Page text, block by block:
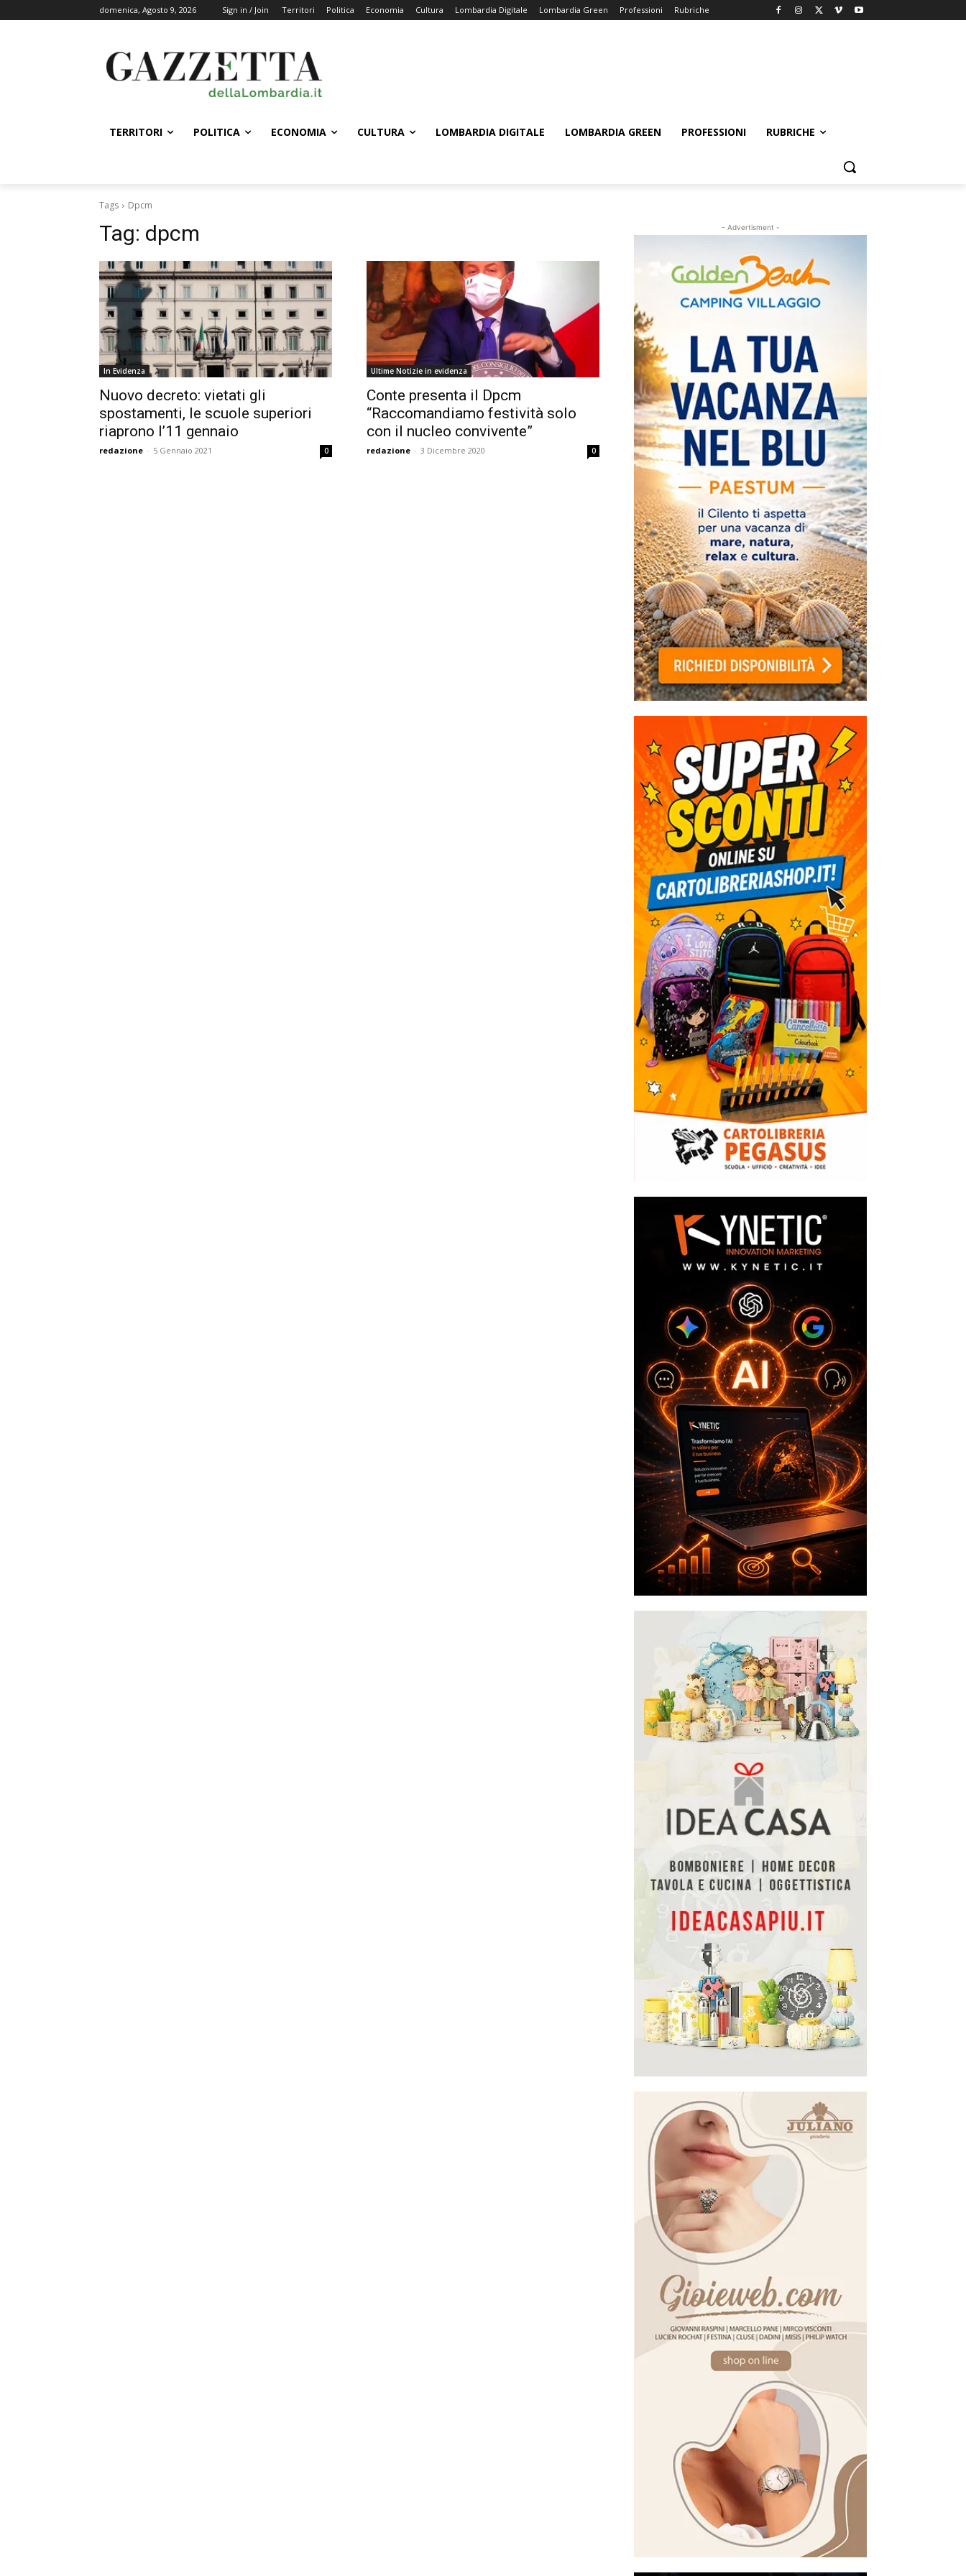
domenica, Agosto 9, 2026 Sign in / Join Territori Politica Economia Cultura Lombardia Digitale Lombardia Green Professioni Rubriche
TERRITORI POLITICA ECONOMIA CULTURA LOMBARDIA DIGITALE LOMBARDIA GREEN PROFESSIONI RUBRICHE
Tags Dpcm
Tag: dpcm
In Evidenza
Nuovo decreto: vietati gli
spostamenti, le scuole superiori
riaprono l’11 gennaio
redazione - 5 Gennaio 2021 0
Ultime Notizie in evidenza
Conte presenta il Dpcm
“Raccomandiamo festività solo
con il nucleo convivente”
redazione - 3 Dicembre 2020 0
- Advertisment -